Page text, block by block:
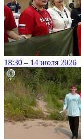
18:30 – 14 июля 2026